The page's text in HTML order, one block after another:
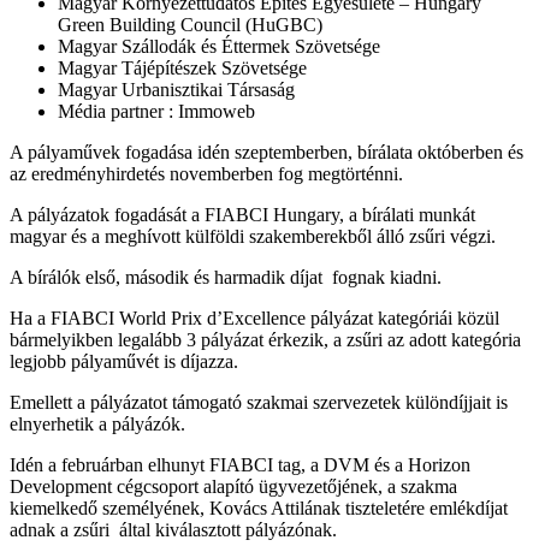
Green Building Council (HuGBC)
Magyar Szállodák és Éttermek Szövetsége
Magyar Tájépítészek Szövetsége
Magyar Urbanisztikai Társaság
Média partner : Immoweb
A pályaművek fogadása idén szeptemberben, bírálata októberben és
az eredményhirdetés novemberben fog megtörténni.
A pályázatok fogadását a FIABCI Hungary, a bírálati munkát
magyar és a meghívott külföldi szakemberekből álló zsűri végzi.
A bírálók első, második és harmadik díjat fognak kiadni.
Ha a FIABCI World Prix d’Excellence pályázat kategóriái közül
bármelyikben legalább 3 pályázat érkezik, a zsűri az adott kategória
legjobb pályaművét is díjazza.
Emellett a pályázatot támogató szakmai szervezetek különdíjjait is
elnyerhetik a pályázók.
Idén a februárban elhunyt FIABCI tag, a DVM és a Horizon
Development cégcsoport alapító ügyvezetőjének, a szakma
kiemelkedő személyének, Kovács Attilának tiszteletére emlékdíjat
adnak a zsűri által kiválasztott pályázónak.